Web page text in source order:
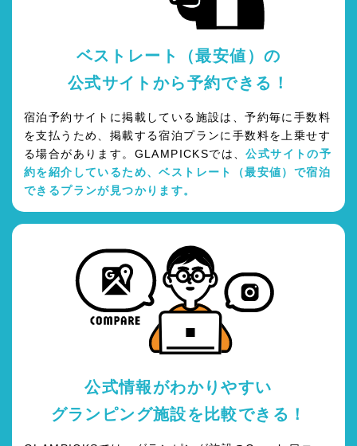
ベストレート（最安値）の
公式サイトから予約できる！
宿泊予約サイトに掲載している施設は、予約毎に手数料
を支払うため、掲載する宿泊プランに手数料を上乗せす
る場合があります。GLAMPICKSでは、公式サイトの予
約を紹介しているため、ベストレート（最安値）で宿泊
できるプランが見つかります。
公式情報がわかりやすい
グランピング施設を比較できる！